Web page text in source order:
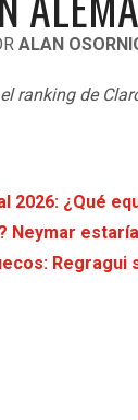
ALAN
ranking de
2026: ¿Qué
Neymar
Regragui